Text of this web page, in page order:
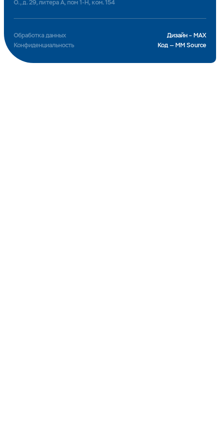
Дизайн – MAX
Обработка данных
Код — MM Source
Конфиденциальность
О., д. 29, литера А, пом 1-Н, ком. 154